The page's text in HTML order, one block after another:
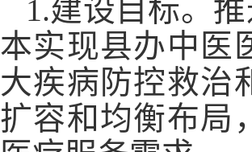
1.建设目标。
本实现县办中医
大疾病防控救治
扩容和均衡布局